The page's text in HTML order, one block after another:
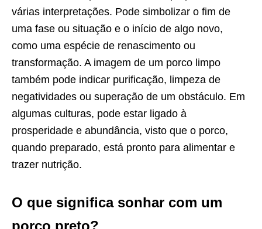
várias interpretações. Pode simbolizar o fim de
uma fase ou situação e o início de algo novo,
como uma espécie de renascimento ou
transformação. A imagem de um porco limpo
também pode indicar purificação, limpeza de
negatividades ou superação de um obstáculo. Em
algumas culturas, pode estar ligado à
prosperidade e abundância, visto que o porco,
quando preparado, está pronto para alimentar e
trazer nutrição.
O que significa sonhar com um